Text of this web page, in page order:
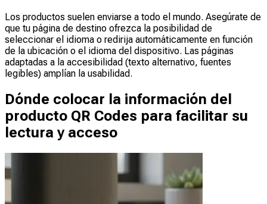
Los productos suelen enviarse a todo el mundo. Asegúrate de
que tu página de destino ofrezca la posibilidad de
seleccionar el idioma o redirija automáticamente en función
de la ubicación o el idioma del dispositivo. Las páginas
adaptadas a la accesibilidad (texto alternativo, fuentes
legibles) amplían la usabilidad.
Dónde colocar la información del
producto QR Codes para facilitar su
lectura y acceso